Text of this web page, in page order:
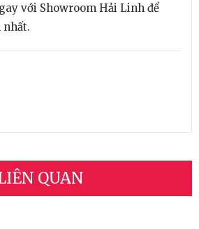
với Showroom Hải Linh để
nhất.
QUAN